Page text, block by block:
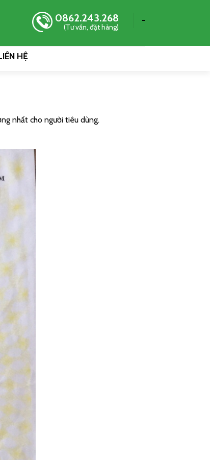
0862.243.268
(Tư vấn, đặt hàng)
-
HỆ
nhất cho người tiêu dùng.